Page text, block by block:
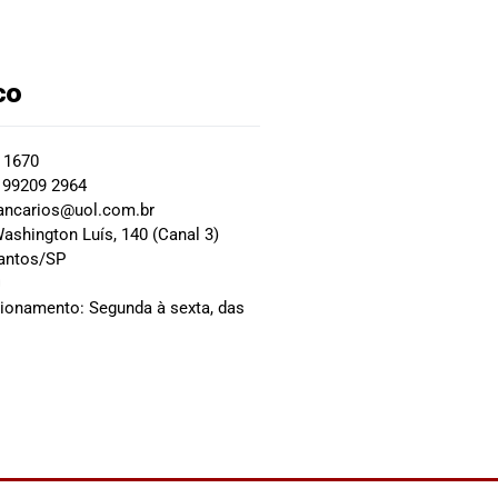
2964
Luís, 140 (Canal 3)
SP
Segunda à sexta, das